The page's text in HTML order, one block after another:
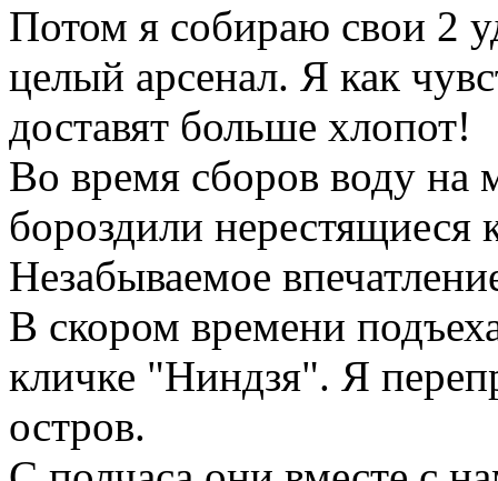
Потом я собираю свои 2
целый арсенал. Я как
доставят больше хлoпот!
Во время сборов воду на
бороздили нерестящиеся
Незабываемое
В скором времени
кличке "Ниндзя". Я
остров.